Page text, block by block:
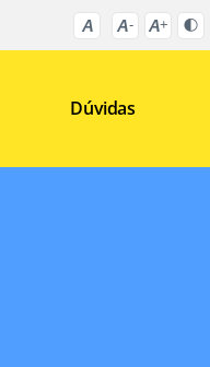
Dúvidas